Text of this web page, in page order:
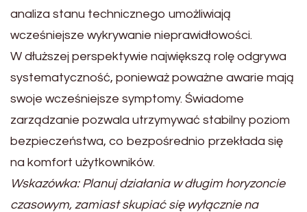
analiza stanu technicznego umożliwiają
wcześniejsze wykrywanie nieprawidłowości.
W dłuższej perspektywie największą rolę odgrywa
systematyczność, ponieważ poważne awarie mają
swoje wcześniejsze symptomy. Świadome
zarządzanie pozwala utrzymywać stabilny poziom
bezpieczeństwa, co bezpośrednio przekłada się
na komfort użytkowników.
Wskazówka: Planuj działania w długim horyzoncie
czasowym, zamiast skupiać się wyłącznie na